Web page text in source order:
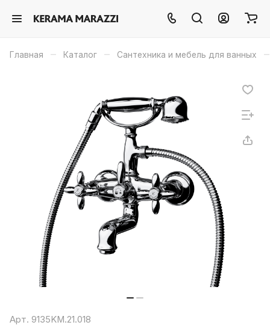
Главная – Каталог – Сантехника и мебель для ванных –
Арт. 9135KM.21.018